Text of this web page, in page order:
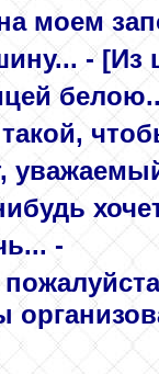
моем
-
-